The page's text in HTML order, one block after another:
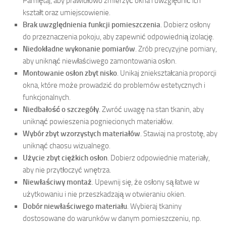
kształt oraz umiejscowienie.
Brak uwzględnienia funkcji pomieszczenia . Dobierz osłony
do przeznaczenia pokoju, aby zapewnić odpowiednią izolację.
Niedokładne wykonanie pomiarów . Zrób precyzyjne pomiary,
aby uniknąć niewłaściwego zamontowania osłon.
Montowanie osłon zbyt nisko . Unikaj zniekształcania proporcji
okna, które może prowadzić do problemów estetycznych i
funkcjonalnych.
Niedbałość o szczegóły . Zwróć uwagę na stan tkanin, aby
uniknąć powieszenia pogniecionych materiałów.
Wybór zbyt wzorzystych materiałów . Stawiaj na prostotę, aby
uniknąć chaosu wizualnego.
Użycie zbyt ciężkich osłon . Dobierz odpowiednie materiały,
aby nie przytłoczyć wnętrza.
Niewłaściwy montaż . Upewnij się, że osłony są łatwe w
użytkowaniu i nie przeszkadzają w otwieraniu okien.
Dobór niewłaściwego materiału . Wybieraj tkaniny
dostosowane do warunków w danym pomieszczeniu, np.